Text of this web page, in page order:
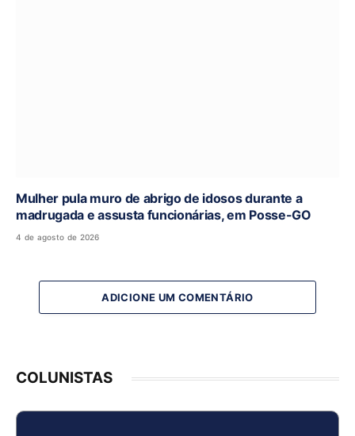
Mulher pula muro de abrigo de idosos durante a
madrugada e assusta funcionárias, em Posse-GO
4 de agosto de 2026
ADICIONE UM COMENTÁRIO
COLUNISTAS